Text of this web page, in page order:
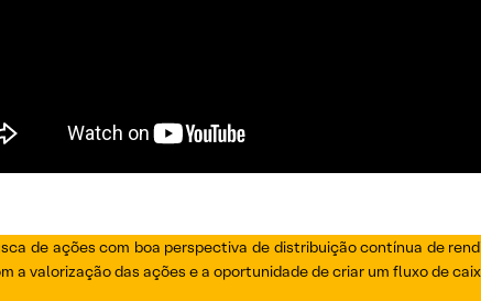
de ações com boa perspectiva de distribuição contínua de
a valorização das ações e a oportunidade de criar um fluxo de